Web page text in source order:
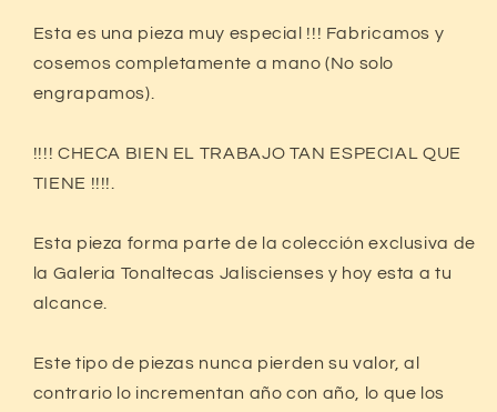
Esta es una pieza muy especial !!! Fabricamos y
cosemos completamente a mano (No solo
engrapamos).
!!!! CHECA BIEN EL TRABAJO TAN ESPECIAL QUE
TIENE !!!!.
Esta pieza forma parte de la colección exclusiva de
la Galeria Tonaltecas Jaliscienses y hoy esta a tu
alcance.
Este tipo de piezas nunca pierden su valor, al
contrario lo incrementan año con año, lo que los